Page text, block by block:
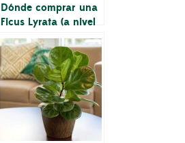
Dónde comprar una
Ficus Lyrata (a nivel
local y en línea)